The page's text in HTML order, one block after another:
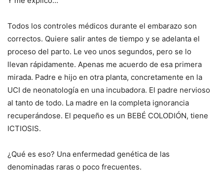
Todos los controles médicos durante el embarazo son
correctos. Quiere salir antes de tiempo y se adelanta el
proceso del parto. Le veo unos segundos, pero se lo
llevan rápidamente. Apenas me acuerdo de esa primera
mirada. Padre e hijo en otra planta, concretamente en la
UCI de neonatología en una incubadora. El padre nervioso
al tanto de todo. La madre en la completa ignorancia
recuperándose. El pequeño es un BEBÉ COLODIÓN, tiene
ICTIOSIS.
¿Qué es eso? Una enfermedad genética de las
denominadas raras o poco frecuentes.